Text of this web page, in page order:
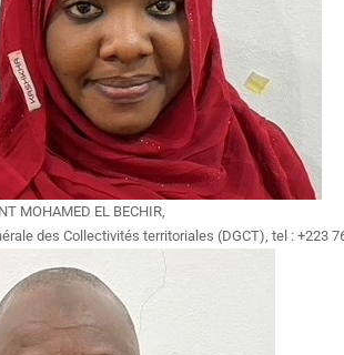
MOHAMED EL BECHIR,
des Collectivités territoriales (DGCT), tel : +223